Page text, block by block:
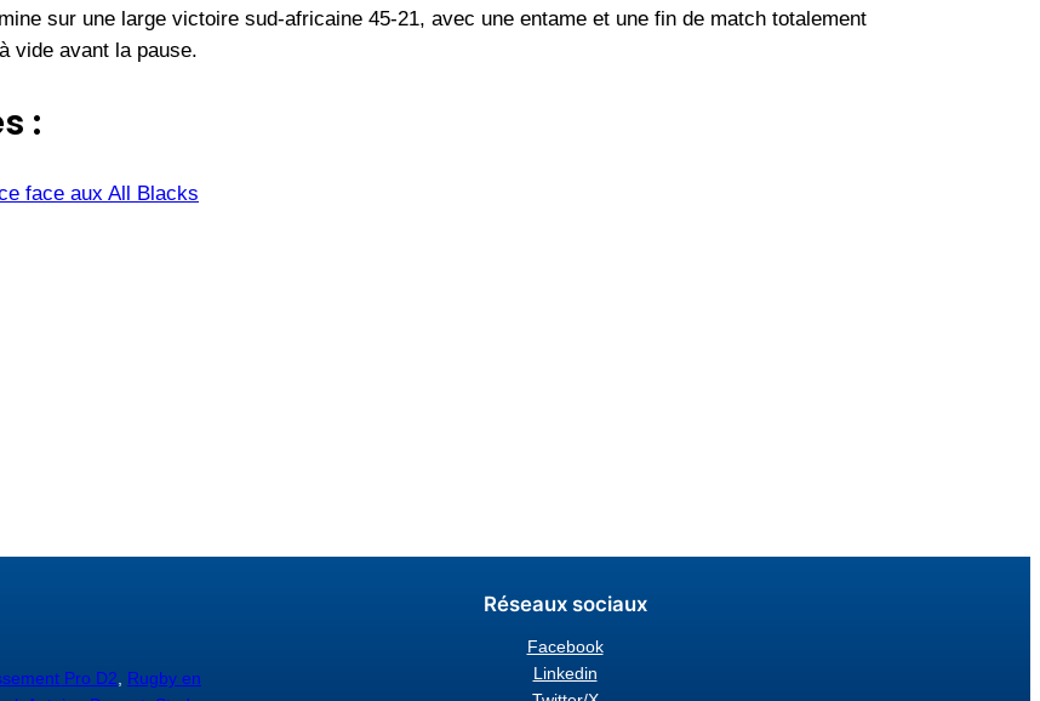
sur une large victoire sud-africaine 45-21, avec une entame et une fin de match totalement
vide avant la pause.
:
face aux All Blacks
Pro D2, Rugby en
Réseaux sociaux
Facebook
Linkedin